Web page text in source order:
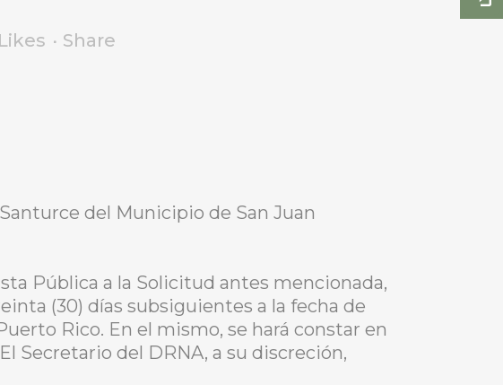
Likes
Share
del Municipio de San Juan
Pública a la Solicitud antes mencionada,
(30) días subsiguientes a la fecha de
Rico. En el mismo, se hará constar en
Secretario del DRNA, a su discreción,